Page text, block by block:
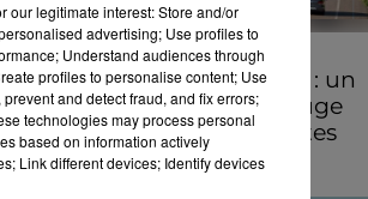
8 août 2026
Bison Futé : un
samedi rouge
sur les routes
our legitimate interest: Store and/or
advertising; Use profiles to
Understand audiences through
profiles to personalise content; Use
and detect fraud, and fix errors;
technologies may process personal
based on information actively
Link different devices; Identify devices